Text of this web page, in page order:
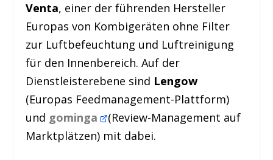
Venta, einer der führenden Hersteller
Europas von Kombigeräten ohne Filter
zur Luftbefeuchtung und Luftreinigung
für den Innenbereich. Auf der
Dienstleisterebene sind Lengow
(Europas Feedmanagement-Plattform)
und gominga
(Review-Management auf
Marktplätzen) mit dabei.